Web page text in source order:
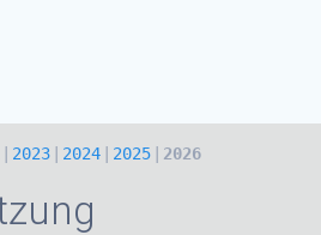
2023 2024 2025 2026